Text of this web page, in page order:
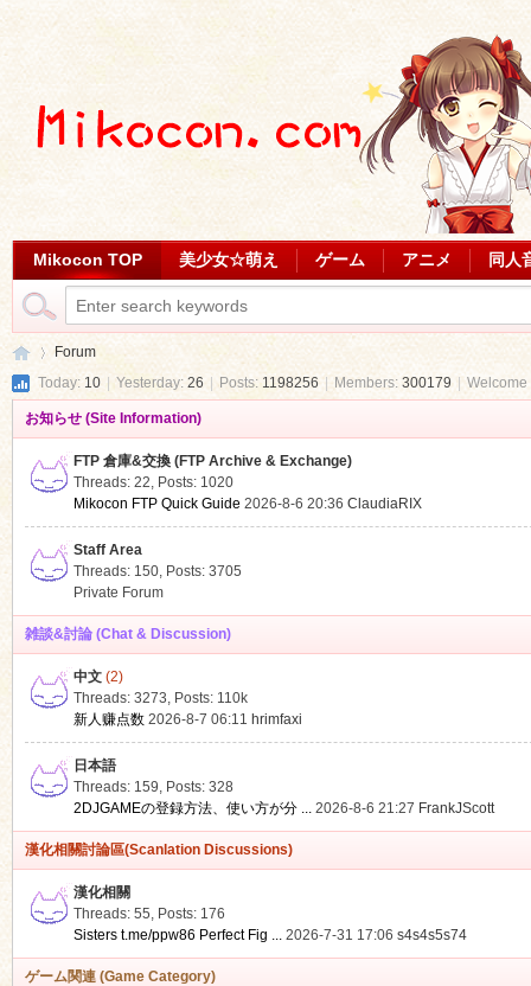
Mikocon TOP 美少女☆萌え ゲーム アニメ 同人
Forum
Today: 10 Yesterday: 26 Posts: 1198256 Members: 300179
お知らせ (Site Information)
FTP 倉庫&交換 (FTP Archive & Exchange)
Threads: 22, Posts: 1020
Mikocon FTP Quick Guide 2026-8-6 20:36 ClaudiaRIX
Staff Area
Threads: 150, Posts: 3705
Private Forum
雑談&討論 (Chat & Discussion)
中文(2)
Threads: 3273, Posts: 110k
新人赚点数 2026-8-7 06:11 hrimfaxi
日本語
Threads: 159, Posts: 328
2DJGAMEの登録方法、使い方が分 ... 2026-8-6 21:27 FrankJScott
漢化相關討論區(Scanlation Discussions)
漢化相關
Threads: 55, Posts: 176
Sisters t.me/ppw86 Perfect Fig ... 2026-7-31 17:06 s4s4s5s74
ゲーム関連 (Game Category)